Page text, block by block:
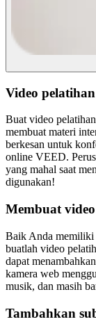
Video
Buat video
membuat materi
berkesan untuk
online VEED.
yang mahal saat
digunakan!
Membuat
Baik Anda memiliki
buatlah video
dapat
kamera web
musik, dan masih
Tambahkan